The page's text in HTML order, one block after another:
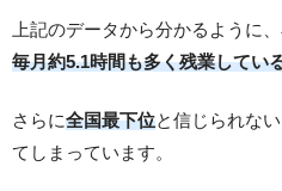
上記のデータから分かるように
毎月約5.1時間も多く残業してい
さらに全国最下位と信じられな
てしまっています。